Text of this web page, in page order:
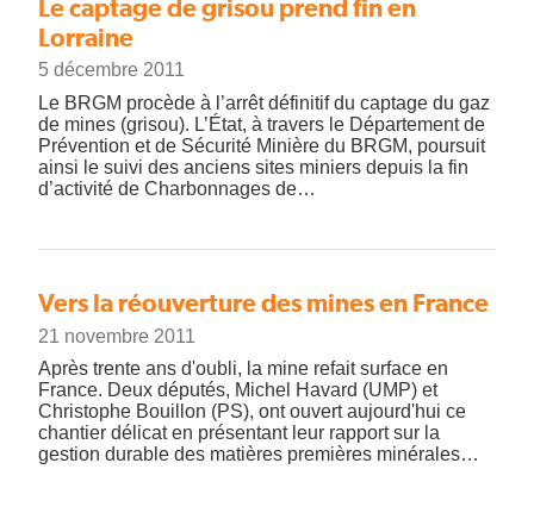
Le captage de grisou prend fin en
Lorraine
5 décembre 2011
Le BRGM procède à l’arrêt définitif du captage du gaz
de mines (grisou). L’État, à travers le Département de
Prévention et de Sécurité Minière du BRGM, poursuit
ainsi le suivi des anciens sites miniers depuis la fin
d’activité de Charbonnages de…
Vers la réouverture des mines en France
21 novembre 2011
Après trente ans d'oubli, la mine refait surface en
France. Deux députés, Michel Havard (UMP) et
Christophe Bouillon (PS), ont ouvert aujourd'hui ce
chantier délicat en présentant leur rapport sur la
gestion durable des matières premières minérales…